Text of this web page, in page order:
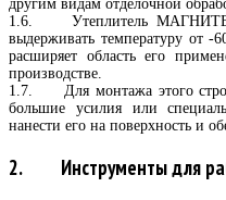
другим видам отделочной
1.6. Утеплитель
выдерживать температуру от -
расширяет область его
производстве.
1.7. Для монтажа этого
большие усилия или
нанести его на поверхность и
2. Инструменты для